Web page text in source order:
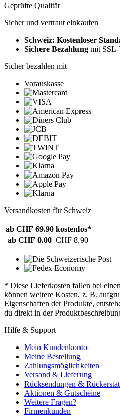
Geprüfte Qualität
Sicher und vertraut einkaufen
Schweiz: Kostenloser
Sichere Bezahlung mit SSL-
Sicher bezahlen mit
Vorauskasse
Versandkosten für Schweiz
ab CHF 69.90 kostenlos*
ab CHF 0.00 CHF 8.90
* Diese Lieferkosten fallen bei
können weitere Kosten, z. B.
Eigenschaften der Produkte,
du direkt in der
Hilfe & Support
Mein Kundenkonto
Meine Bestellung
Zahlungsmöglichkeiten
Versand & Lieferung
Rücksendungen &
Aktionen & Gutscheine
Weitere Fragen?
Firmenkunden